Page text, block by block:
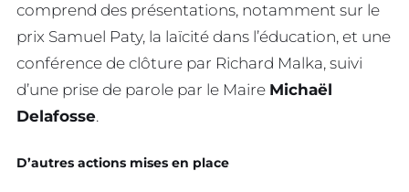
comprend des présentations, notamment sur le
prix Samuel Paty, la laïcité dans l’éducation, et une
conférence de clôture par Richard Malka, suivi
d’une prise de parole par le Maire Michaël
Delafosse.
D’autres actions mises en place